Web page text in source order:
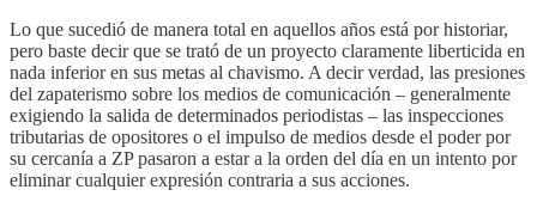
Lo que sucedió de manera total en aquellos años está por historiar,
pero baste decir que se trató de un proyecto claramente liberticida en
nada inferior en sus metas al chavismo. A decir verdad, las presiones
del zapaterismo sobre los medios de comunicación – generalmente
exigiendo la salida de determinados periodistas – las inspecciones
tributarias de opositores o el impulso de medios desde el poder por
su cercanía a ZP pasaron a estar a la orden del día en un intento por
eliminar cualquier expresión contraria a sus acciones.